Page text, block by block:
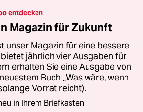
entdecken
Magazin für Zukunft
unser Magazin für eine bessere
jährlich vier Ausgaben für
erhalten Sie eine Ausgabe von
Buch „Was wäre, wenn
Vorrat reicht).
in Ihrem Briefkasten